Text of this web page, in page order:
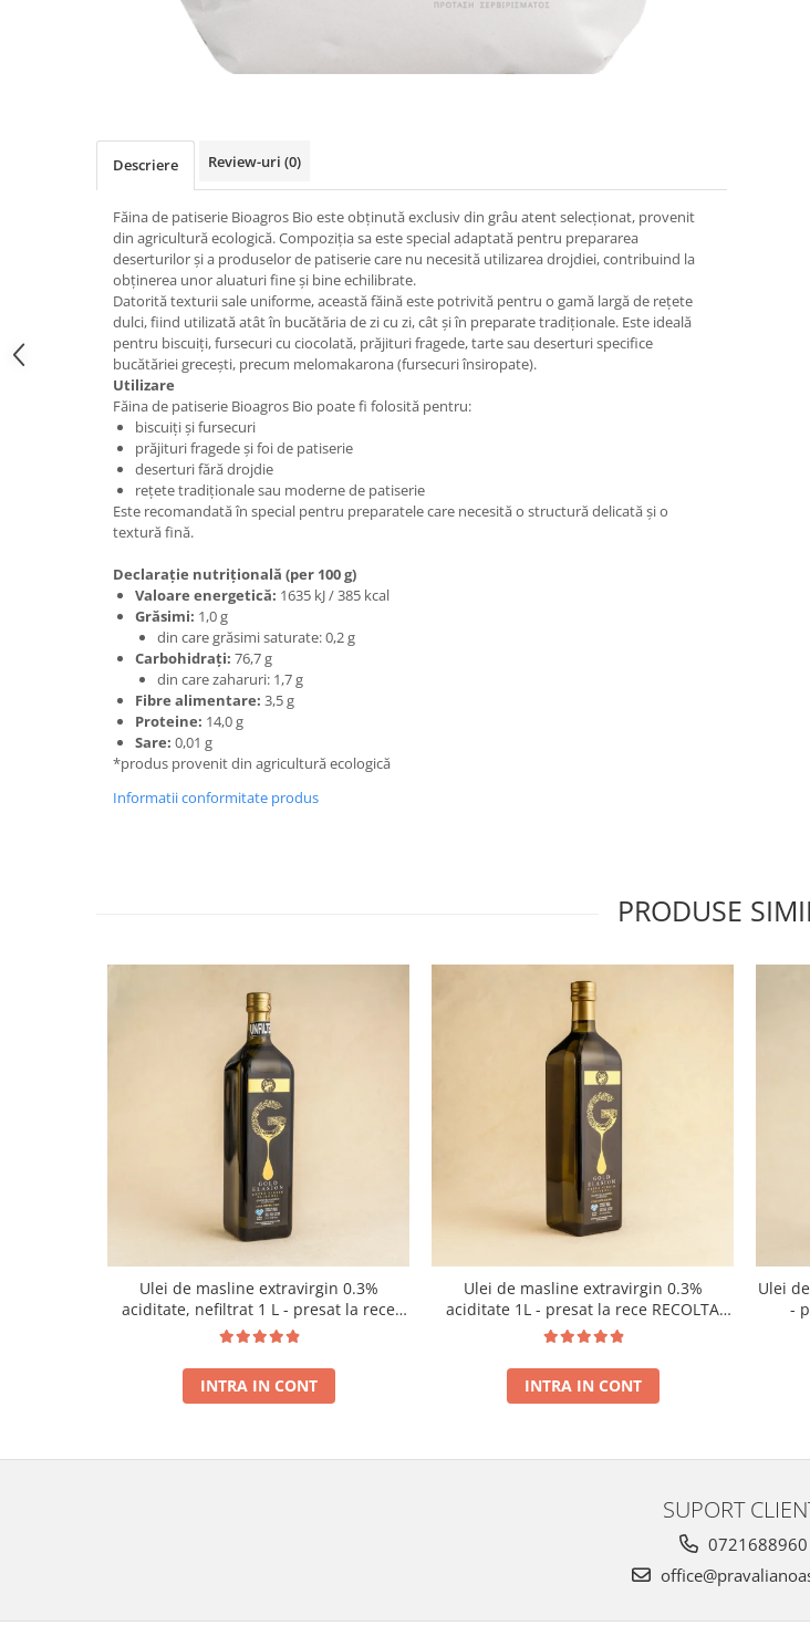
Descriere Review-uri (0)
Făina de patiserie Bioagros Bio este obținută exclusiv din grâu atent selecționat, provenit
din agricultură ecologică. Compoziția sa este special adaptată pentru prepararea
deserturilor și a produselor de patiserie care nu necesită utilizarea drojdiei, contribuind la
obținerea unor aluaturi fine și bine echilibrate.
Datorită texturii sale uniforme, această făină este potrivită pentru o gamă largă de rețete
dulci, fiind utilizată atât în bucătăria de zi cu zi, cât și în preparate tradiționale. Este ideală
pentru biscuiți, fursecuri cu ciocolată, prăjituri fragede, tarte sau deserturi specifice
bucătăriei grecești, precum melomakarona (fursecuri însiropate).
Utilizare
Făina de patiserie Bioagros Bio poate fi folosită pentru:
biscuiți și fursecuri
prăjituri fragede și foi de patiserie
deserturi fără drojdie
rețete tradiționale sau moderne de patiserie
Este recomandată în special pentru preparatele care necesită o structură delicată și o
textură fină.
Declarație nutrițională (per 100 g)
Valoare energetică: 1635 kJ / 385 kcal
Grăsimi: 1,0 g
din care grăsimi saturate: 0,2 g
Carbohidrați: 76,7 g
din care zaharuri: 1,7 g
Fibre alimentare: 3,5 g
Proteine: 14,0 g
Sare: 0,01 g
*produs provenit din agricultură ecologică
Informatii conformitate produs
PRODUSE
Ulei de masline extravirgin 0.3%
aciditate, nefiltrat 1 L - presat la rece
RECOLTA NOUA
INTRA IN CONT
Ulei de masline extravirgin 0.3%
aciditate 1L - presat la rece RECOLTA
NOUA
INTRA IN CONT
Ulei
-
SUPORT
0721688960